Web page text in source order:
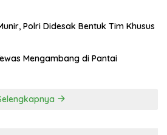
Polri Didesak Bentuk Tim Khusus
Mengambang di Pantai